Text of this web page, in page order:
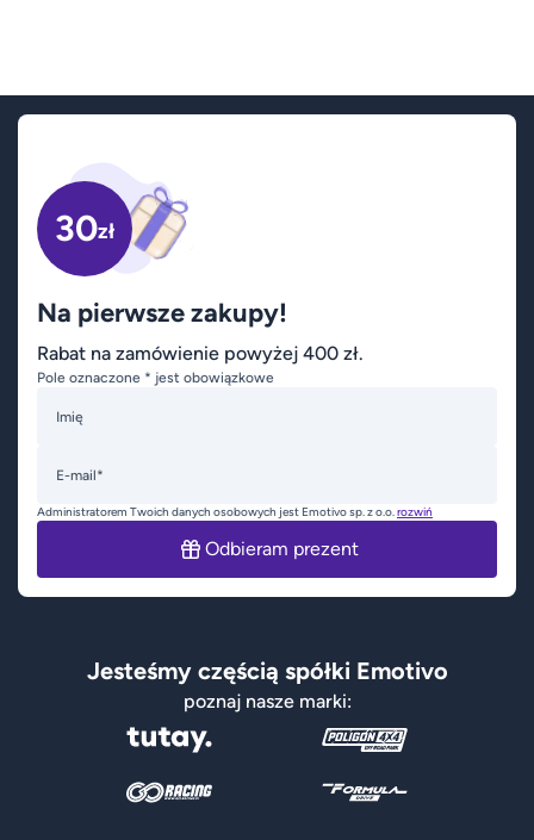
30zł
Na pierwsze zakupy!
Rabat na zamówienie powyżej 400 zł.
Pole oznaczone * jest obowiązkowe
Imię
E-mail*
Administratorem Twoich danych osobowych jest Emotivo sp. z o.o.rozwiń
Odbieram prezent
Jesteśmy częścią spółki Emotivo
poznaj nasze marki: